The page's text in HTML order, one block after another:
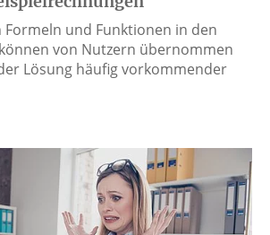
Formeln und Funktionen in den
von Nutzern übernommen
Lösung häufig vorkommender